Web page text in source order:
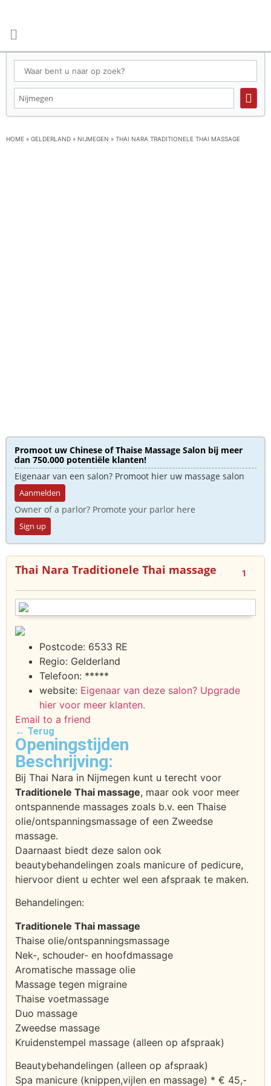
HOME » GELDERLAND » NIJMEGEN » THAI NARA TRADITIONELE THAI MASSAGE
Promoot uw Chinese of Thaise Massage Salon bij meer
dan 750.000 potentiële klanten!
Eigenaar van een salon? Promoot hier uw massage salon
Aanmelden
Owner of a parlor? Promote your parlor here
Sign up
Thai Nara Traditionele Thai massage 1
Postcode: 6533 RE
Regio: Gelderland
Telefoon: *****
website: Eigenaar van deze salon? Upgrade
hier voor meer klanten.
Email to a friend
← Terug
Openingstijden
Beschrijving:
Bij Thai Nara in Nijmegen kunt u terecht voor
Traditionele Thai massage, maar ook voor meer
ontspannende massages zoals b.v. een Thaise
olie/ontspanningsmassage of een Zweedse
massage.
Daarnaast biedt deze salon ook
beautybehandelingen zoals manicure of pedicure,
hiervoor dient u echter wel een afspraak te maken.
Behandelingen:
Traditionele Thai massage
Thaise olie/ontspanningsmassage
Nek-, schouder- en hoofdmassage
Aromatische massage olie
Massage tegen migraine
Thaise voetmassage
Duo massage
Zweedse massage
Kruidenstempel massage (alleen op afspraak)
Beautybehandelingen (alleen op afspraak)
Spa manicure (knippen,vijlen en massage) * € 45,-